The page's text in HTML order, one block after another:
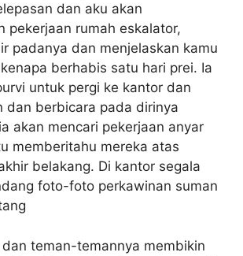
dan aku akan
pekerjaan rumah eskalator,
padanya dan menjelaskan kamu
berhabis satu hari prei. Ia
untuk pergi ke kantor dan
dan berbicara pada dirinya
akan mencari pekerjaan anyar
memberitahu mereka atas
belakang. Di kantor segala
foto-foto perkawinan suman
teman-temannya membikin